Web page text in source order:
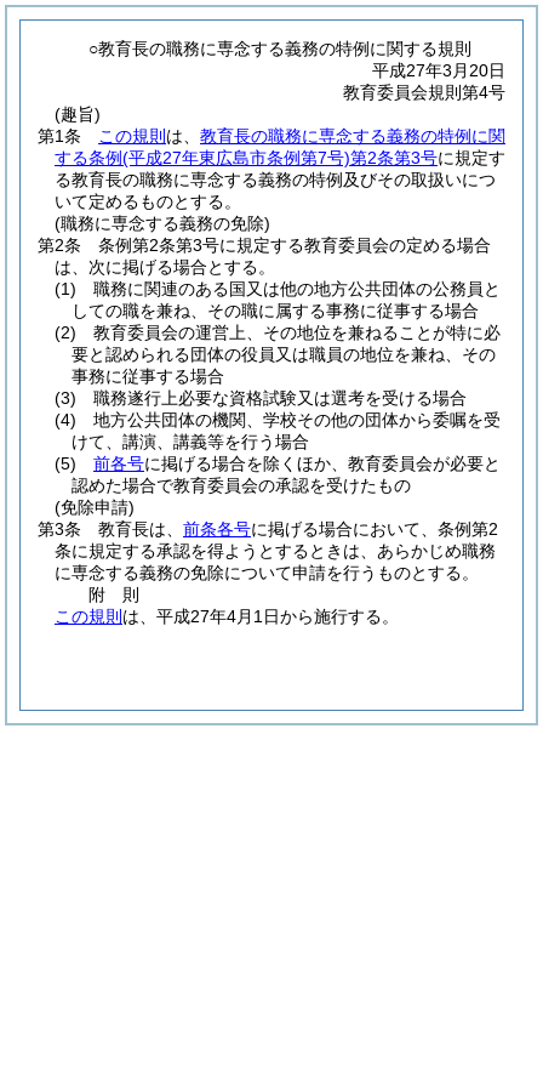
○教育長の職務に専念する義務の特例に関する規則
平成27年3月20日
教育委員会規則第4号
(趣旨)
第1条
この規則 は、 教育長の職務に専念する義務の特例に関
する条例(平成27年東広島市条例第7号)第2条第3号に規定す
る教育長の職務に専念する義務の特例及びその取扱いにつ
いて定めるものとする。
(職務に専念する義務の免除)
第2条
条例第2条第3号に規定する教育委員会の定める場合
は、次に掲げる場合とする。
(1)
職務に関連のある国又は他の地方公共団体の公務員と
しての職を兼ね、その職に属する事務に従事する場合
(2)
教育委員会の運営上、その地位を兼ねることが特に必
要と認められる団体の役員又は職員の地位を兼ね、その
事務に従事する場合
(3)
職務遂行上必要な資格試験又は選考を受ける場合
(4)
地方公共団体の機関、学校その他の団体から委嘱を受
けて、講演、講義等を行う場合
(5)
前各号に掲げる場合を除くほか、教育委員会が必要と
認めた場合で教育委員会の承認を受けたもの
(免除申請)
第3条
教育長は、 前条各号に掲げる場合において、条例第2
条に規定する承認を得ようとするときは、あらかじめ職務
に専念する義務の免除について申請を行うものとする。
附 則
この規則 は、平成27年4月1日から施行する。